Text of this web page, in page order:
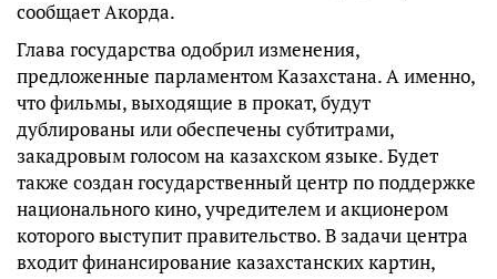
сообщает Акорда.
Глава государства одобрил изменения,
предложенные парламентом Казахстана. А именно,
что фильмы, выходящие в прокат, будут
дублированы или обеспечены субтитрами,
закадровым голосом на казахском языке. Будет
также создан государственный центр по поддержке
национального кино, учредителем и акционером
которого выступит правительство. В задачи центра
входит финансирование казахстанских картин,